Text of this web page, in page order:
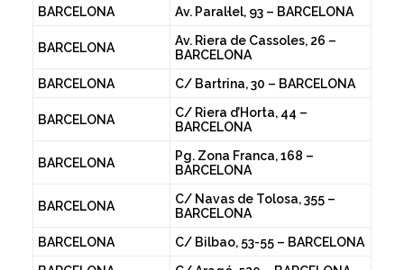
BARCELONA
Av. Paral·lel, 93 – BARCELONA
BARCELONA
Av. Riera de Cassoles, 26 –
BARCELONA
BARCELONA
C/ Bartrina, 30 – BARCELONA
BARCELONA
C/ Riera d’Horta, 44 –
BARCELONA
BARCELONA
Pg. Zona Franca, 168 –
BARCELONA
BARCELONA
C/ Navas de Tolosa, 355 –
BARCELONA
BARCELONA
C/ Bilbao, 53-55 – BARCELONA